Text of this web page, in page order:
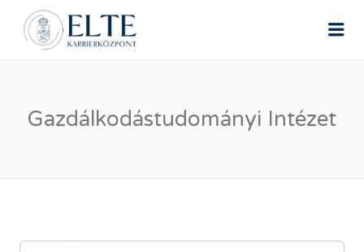
ELTE ÁLLÁSPORTÁL
Gazdálkodástudományi Intézet